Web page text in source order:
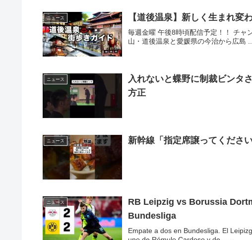
ニュース 【道後温泉】新しく生まれ変
毎週金曜 午後8時頃配信予定！！ チャ
山・道後温泉と愛媛県の今治から広島 ...
ニュース
入れないと蝶野に制裁ビンタ
方正
ニュース 新幹線「指定席譲ってくださ
ニュース
RB Leipzig vs Borussia Dortmund (2-2) | Resumen y goles | Highlights
Bundesliga
Empate a dos en Bundesliga. El